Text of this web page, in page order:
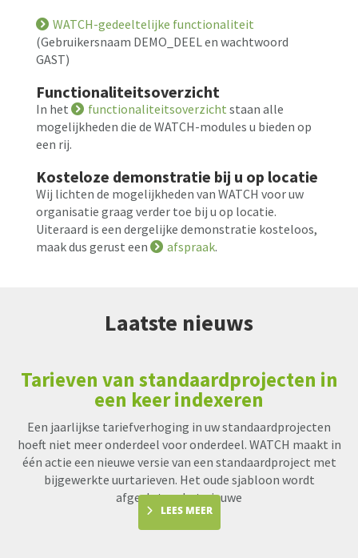
WATCH-gedeeltelijke functionaliteit
(Gebruikersnaam DEMO_DEEL en wachtwoord
GAST)
Functionaliteitsoverzicht
In het functionaliteitsoverzicht staan alle
mogelijkheden die de WATCH-modules u bieden op
een rij.
Kosteloze demonstratie bij u op locatie
Wij lichten de mogelijkheden van WATCH voor uw
organisatie graag verder toe bij u op locatie.
Uiteraard is een dergelijke demonstratie kosteloos,
maak dus gerust een
afspraak.
Laatste nieuws
Tarieven van standaardprojecten in
een keer indexeren
Een jaarlijkse tariefverhoging in uw standaardprojecten
hoeft niet meer onderdeel voor onderdeel. WATCH maakt in
één actie een nieuwe versie van een standaardproject met
bijgewerkte uurtarieven. Het oude sjabloon wordt
afgesloten, het nieuwe
LEES MEER